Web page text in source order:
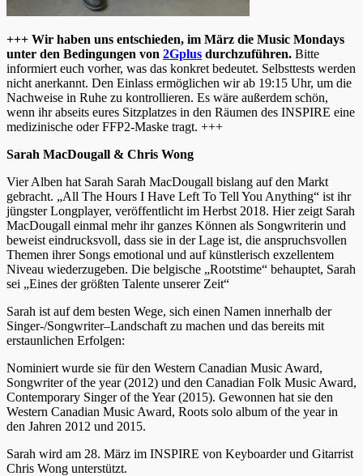
+++ Wir haben uns entschieden, im März die Music Mondays
unter den Bedingungen von 2Gplus durchzuführen. Bitte
informiert euch vorher, was das konkret bedeutet. Selbsttests werden
nicht anerkannt. Den Einlass ermöglichen wir ab 19:15 Uhr, um die
Nachweise in Ruhe zu kontrollieren. Es wäre außerdem schön,
wenn ihr abseits eures Sitzplatzes in den Räumen des INSPIRE eine
medizinische oder FFP2-Maske tragt. +++
Sarah MacDougall & Chris Wong
Vier Alben hat Sarah Sarah MacDougall bislang auf den Markt
gebracht. „All The Hours I Have Left To Tell You Anything“ ist ihr
jüngster Longplayer, veröffentlicht im Herbst 2018. Hier zeigt Sarah
MacDougall einmal mehr ihr ganzes Können als Songwriterin und
beweist eindrucksvoll, dass sie in der Lage ist, die anspruchsvollen
Themen ihrer Songs emotional und auf künstlerisch exzellentem
Niveau wiederzugeben. Die belgische „Rootstime“ behauptet, Sarah
sei „Eines der größten Talente unserer Zeit“
Sarah ist auf dem besten Wege, sich einen Namen innerhalb der
Singer-/Songwriter–Landschaft zu machen und das bereits mit
erstaunlichen Erfolgen:
Nominiert wurde sie für den Western Canadian Music Award,
Songwriter of the year (2012) und den Canadian Folk Music Award,
Contemporary Singer of the Year (2015). Gewonnen hat sie den
Western Canadian Music Award, Roots solo album of the year in
den Jahren 2012 und 2015.
Sarah wird am 28. März im INSPIRE von Keyboarder und Gitarrist
Chris Wong unterstützt.